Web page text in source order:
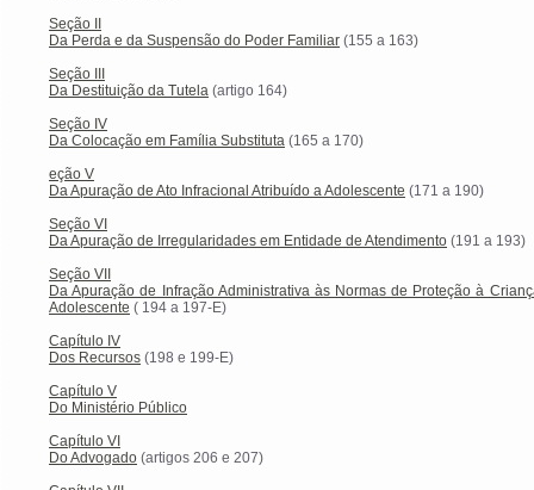
Seção II
Da Perda e da Suspensão do Poder Familiar (155 a 163)
Seção III
Da Destituição da Tutela (artigo 164)
Seção IV
Da Colocação em Família Substituta (165 a 170)
eção V
Da Apuração de Ato Infracional Atribuído a Adolescente (171 a 190)
Seção VI
Da Apuração de Irregularidades em Entidade de Atendimento (191 a 193)
Seção VII
Da Apuração de Infração Administrativa às Normas de Proteção à
Adolescente ( 194 a 197-E)
Capítulo IV
Dos Recursos (198 e 199-E)
Capítulo V
Do Ministério Público
Capítulo VI
Do Advogado (artigos 206 e 207)